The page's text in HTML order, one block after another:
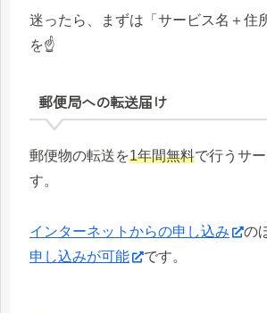
迷ったら、まずは「サービス名＋住
を☝️
郵便局への転送届け
郵便物の転送を1年間無料で行うサ
す。
インターネットからの申し込み の
申し込みが可能
です。